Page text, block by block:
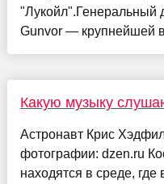
"Лукойл".Генеральный
Gunvor — крупнейшей
Какую музыку
Астронавт Крис
фотографии: dzen.ru
находятся в среде, где